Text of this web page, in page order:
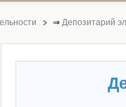
⇒ Депозитарий